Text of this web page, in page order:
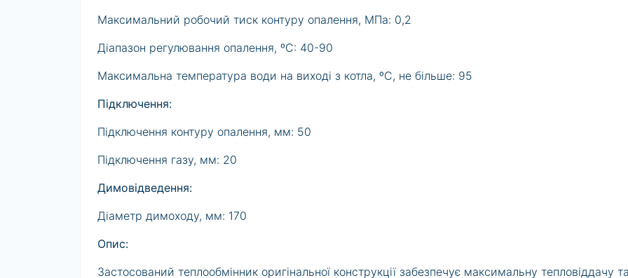
Максимальний робочий тиск контуру опалення, МПа: 0,2
Діапазон регулювання опалення, ºС: 40-90
Максимальна температура води на виході з котла, ºС, не більше: 95
Підключення:
Підключення контуру опалення, мм: 50
Підключення газу, мм: 20
Димовідведення:
Діаметр димоходу, мм: 170
Опис:
Застосований теплообмінник оригінальної конструкції забезпечує максимальну тепловіддачу